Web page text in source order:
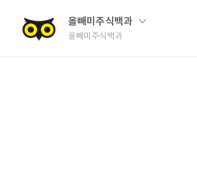
올빼미주식백과
올빼미주식백과